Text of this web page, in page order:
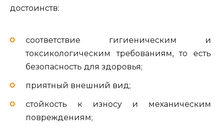
достоинств:
соответствие гигиеническим и
токсикологическим требованиям, то есть
безопасность для здоровья;
приятный внешний вид;
стойкость к износу и механическим
повреждениям;